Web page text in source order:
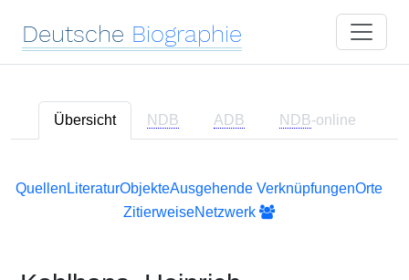
Deutsche Biographie
Übersicht NDB ADB NDB-online
Quellen LiteraturObjekteAusgehende VerknüpfungenOrte
ZitierweiseNetzwerk